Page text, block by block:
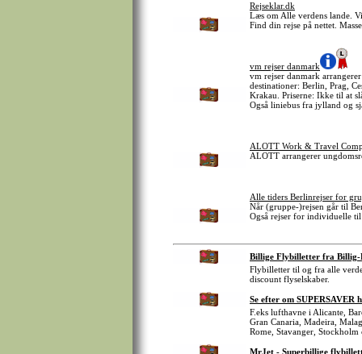
Rejseklar.dk
Læs om Alle verdens lande.
Find din rejse på nettet.
vm rejser danmark
vm rejser danmark
destinationer: Berlin, Prag,
Krakau. Priserne: Ikke til at
Også liniebus fra jylland og
ALOTT Work & Travel
ALOTT arrangerer
Alle tiders Berlinrejser for
Når (gruppe-)rejsen går til
Også rejser for individuelle
Billige Flybilletter fra
Flybilletter til og fra alle
discount flyselskaber.
Se efter om
F.eks lufthavne i Alicante,
Gran Canaria, Madeira,
Rome, Stavanger, Stockholm
MrJet - Superbillige